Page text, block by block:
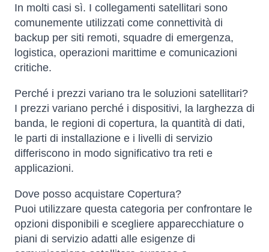
In molti casi sì. I collegamenti satellitari sono
comunemente utilizzati come connettività di
backup per siti remoti, squadre di emergenza,
logistica, operazioni marittime e comunicazioni
critiche.
Perché i prezzi variano tra le soluzioni satellitari?
I prezzi variano perché i dispositivi, la larghezza di
banda, le regioni di copertura, la quantità di dati,
le parti di installazione e i livelli di servizio
differiscono in modo significativo tra reti e
applicazioni.
Dove posso acquistare Copertura?
Puoi utilizzare questa categoria per confrontare le
opzioni disponibili e scegliere apparecchiature o
piani di servizio adatti alle esigenze di